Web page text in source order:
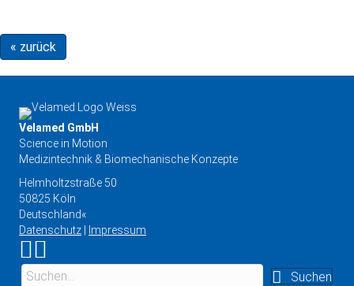
« zurück
Velamed GmbH
Science in Motion
Medizintechnik & Biomechanische Konzepte
Helmholtzstraße 50
50825 Köln
Deutschland«
Datenschutz
Impressum
Link zu Instagram
Link zu YouTube
Suchen